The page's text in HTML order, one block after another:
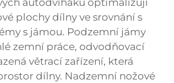
autodvíháků optimalizují
plochy dílny ve srovnání s
s jámou. Podzemní jámy
zemní práce, odvodňovací
větrací zařízení, která
dílny. Nadzemní nožové